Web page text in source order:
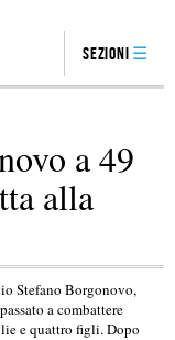
Sezioni
a 49
alla
Stefano Borgonovo,
a combattere
e quattro figli. Dopo